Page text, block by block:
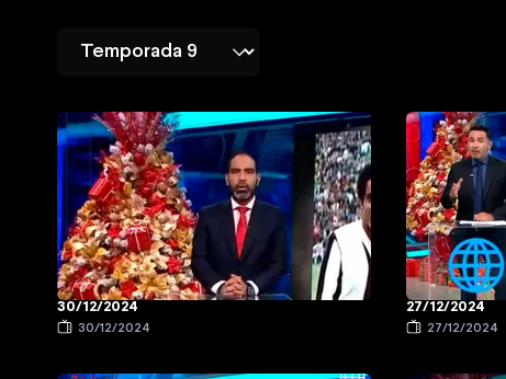
30/12/2024
30/12/2024
27/12/2024
27/12/2024